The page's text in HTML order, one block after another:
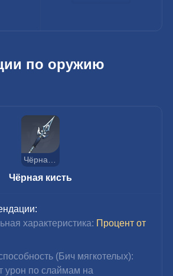
по оружию
Чёрная кисть
характеристика: Процент от
(Бич мягкотелых):
урон по слаймам на